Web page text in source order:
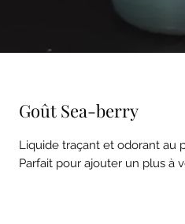
Goût Sea-berry
Liquide traçant et odorant au
Parfait pour ajouter un plus à